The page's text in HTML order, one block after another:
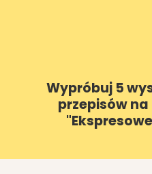
Wypróbuj 5
przepisów